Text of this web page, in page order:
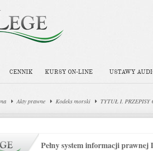
CENNIK KURSY ON-LINE USTAWY
Akty prawne Kodeks morski TYTUŁ I. PRZEPISY
Pełny system informacji prawnej